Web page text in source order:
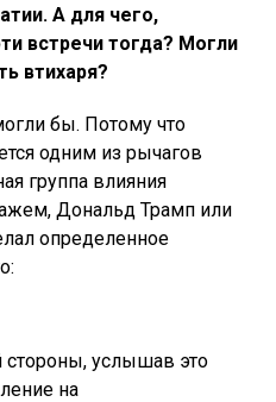
А для чего,
встречи тогда? Могли
втихаря?
бы. Потому что
одним из рычагов
группа влияния
Дональд Трамп или
определенное
стороны, услышав это
на